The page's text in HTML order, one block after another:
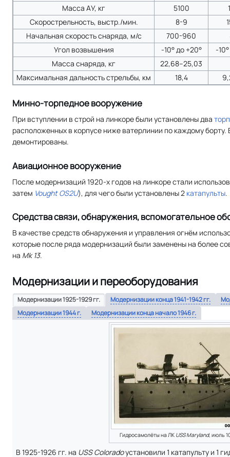
Масса АУ, кг
5100
Скорострельность, выстр./мин.
8-9
Начальная скорость снаряда, м/с
700-960
Угол возвышения
-10° до +20°
-
Масса снаряда, кг
22,68–25,03
Максимальная дальность стрельбы, км
18,4
Минно-торпедное вооружение
При вступлении в строй на линкоре были установлены два
расположенных в корпусе ниже ватерлинии по каждому
демонтированы.
Авиационное вооружение
После модернизаций 1920-х годов на линкоре стали
затем Vought OS2U), для чего были установлены 2 катапульты.
Средства связи, обнаружения, вспомогательное
В качестве средств обнаружения и управления огнём
которые после ряда модернизаций были заменены на более
на Mk 13.
Модернизации и переоборудования
Модернизации 1925-1929 гг. Модернизации конца 1941-1942 гг.
Модернизации 1944 г.
Модернизации конца начало 1946 г.
Гидросамолёты на ЛК USS Maryland, июль
В 1925-1926 гг. на USS Coloradoустановили 1 катапульту и 1